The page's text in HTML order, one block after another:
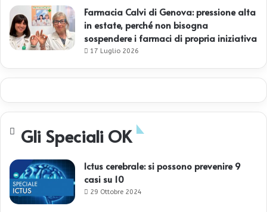
Farmacia Calvi di Genova: pressione alta
in estate, perché non bisogna
sospendere i farmaci di propria iniziativa
17 Luglio 2026
Gli Speciali OK
Ictus cerebrale: si possono prevenire 9
casi su 10
29 Ottobre 2024